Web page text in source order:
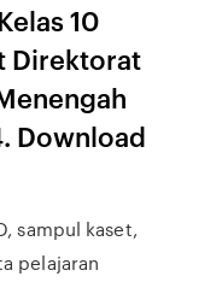
10
Direktorat
Download
sampul kaset,
pelajaran